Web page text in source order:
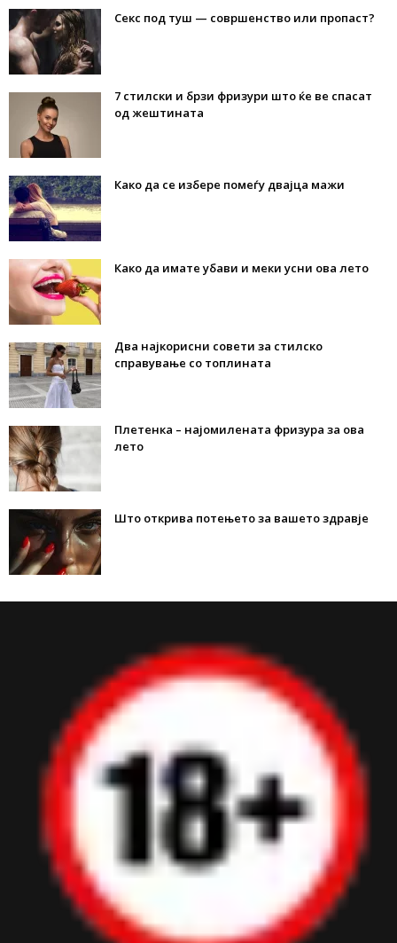
Секс под туш — совршенство или пропаст?
7 стилски и брзи фризури што ќе ве спасат
од жештината
Како да се избере помеѓу двајца мажи
Како да имате убави и меки усни ова лето
Два најкорисни совети за стилско
справување со топлината
Плетенка – најомилената фризура за ова
лето
Што открива потењето за вашето здравје